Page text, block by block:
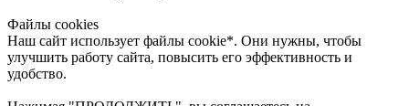
Файлы cookies
Наш сайт использует файлы cookie*. Они нужны, чтобы
улучшить работу сайта, повысить его эффективность и
удобство.